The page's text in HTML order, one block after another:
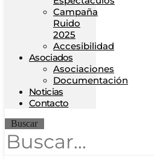
Campaña
Ruido
2025
Accesibilidad
Asociados
Asociaciones
Documentación
Noticias
Contacto
Buscar